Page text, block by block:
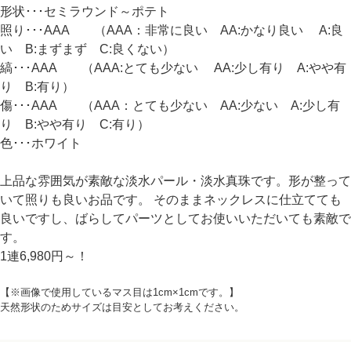
形状･･･セミラウンド～ポテト
照り･･･AAA （AAA：非常に良い AA:かなり良い A:良
い B:まずまず C:良くない）
縞･･･AAA （AAA:とても少ない AA:少し有り A:やや有
り B:有り）
傷･･･AAA （AAA：とても少ない AA:少ない A:少し有
り B:やや有り C:有り）
色･･･ホワイト
上品な雰囲気が素敵な淡水パール・淡水真珠です。形が整って
いて照りも良いお品です。 そのままネックレスに仕立てても
良いですし、ばらしてパーツとしてお使いいただいても素敵で
す。
1連6,980円～！
【※画像で使用しているマス目は1cm×1cmです。】
天然形状のためサイズは目安としてお考えください。